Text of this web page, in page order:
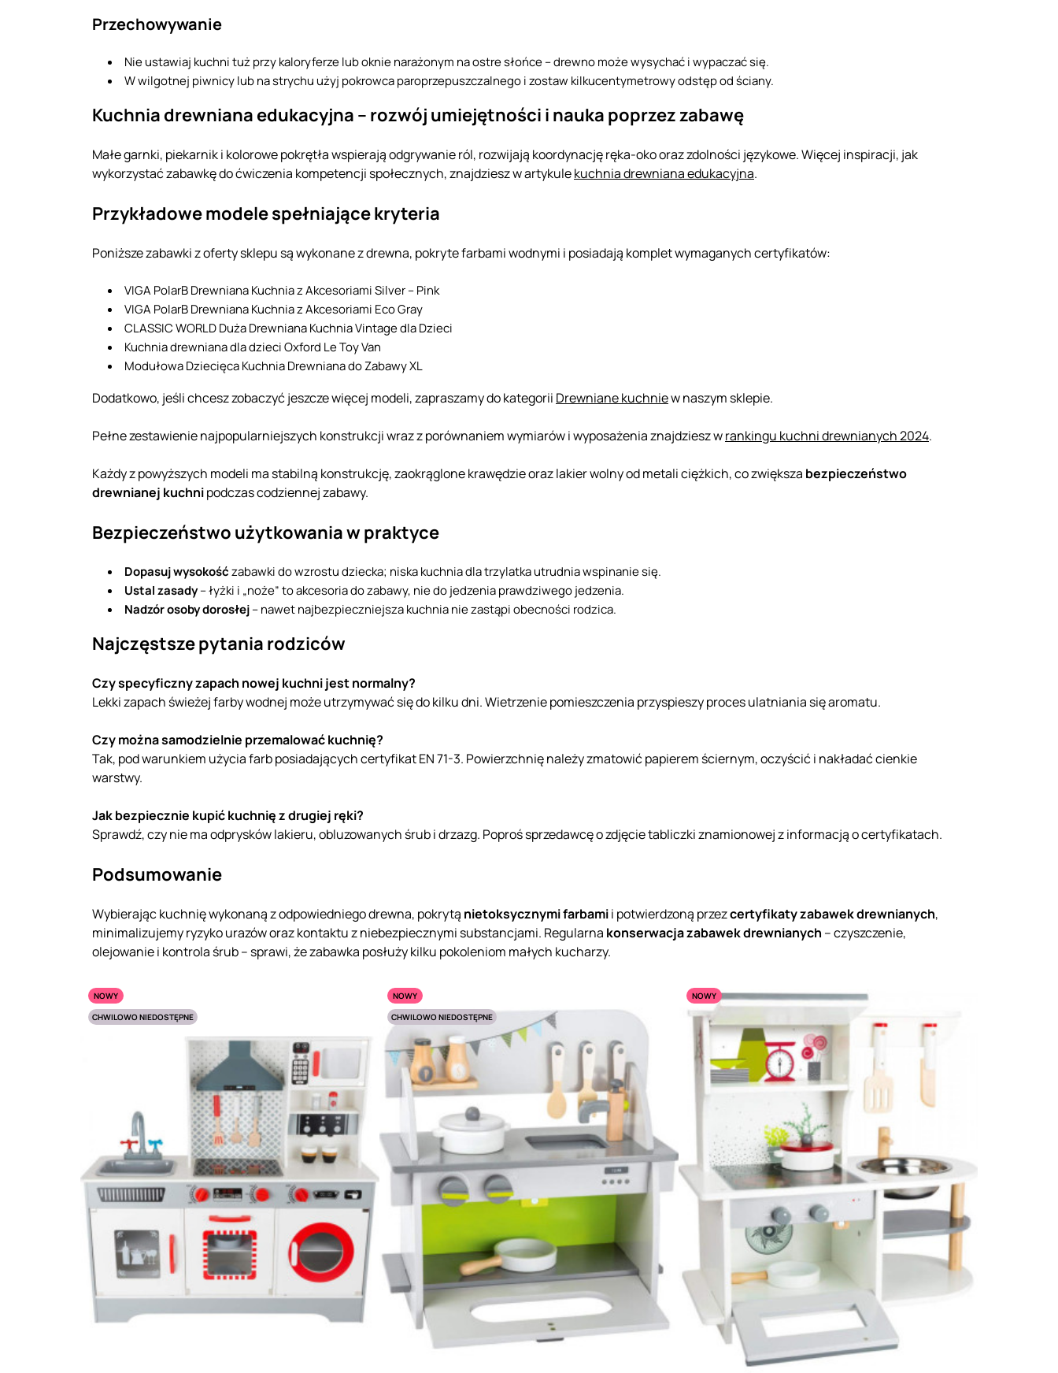
Przechowywanie
Nie ustawiaj kuchni tuż przy kaloryferze lub oknie narażonym na ostre słońce – drewno może wysychać i wypaczać się.
W wilgotnej piwnicy lub na strychu użyj pokrowca paroprzepuszczalnego i zostaw kilkucentymetrowy odstęp od ściany.
Kuchnia drewniana edukacyjna – rozwój umiejętności i nauka poprzez zabawę
Małe garnki, piekarnik i kolorowe pokrętła wspierają odgrywanie ról, rozwijają koordynację ręka-oko oraz zdolności językowe. Więcej inspiracji, jak
wykorzystać zabawkę do ćwiczenia kompetencji społecznych, znajdziesz w artykulekuchnia drewniana edukacyjna.
Przykładowe modele spełniające kryteria
Poniższe zabawki z oferty sklepu są wykonane z drewna, pokryte farbami wodnymi i posiadają komplet wymaganych certyfikatów:
VIGA PolarB Drewniana Kuchnia z Akcesoriami Silver – Pink
VIGA PolarB Drewniana Kuchnia z Akcesoriami Eco Gray
CLASSIC WORLD Duża Drewniana Kuchnia Vintage dla Dzieci
Kuchnia drewniana dla dzieci Oxford Le Toy Van
Modułowa Dziecięca Kuchnia Drewniana do Zabawy XL
Dodatkowo, jeśli chcesz zobaczyć jeszcze więcej modeli, zapraszamy do kategorii Drewniane kuchniew naszym sklepie.
Pełne zestawienie najpopularniejszych konstrukcji wraz z porównaniem wymiarów i wyposażenia znajdziesz wrankingu kuchni drewnianych 2024.
Każdy z powyższych modeli ma stabilną konstrukcję, zaokrąglone krawędzie oraz lakier wolny od metali ciężkich, co zwiększa bezpieczeństwo
drewnianej kuchnipodczas codziennej zabawy.
Bezpieczeństwo użytkowania w praktyce
Dopasuj wysokośćzabawki do wzrostu dziecka; niska kuchnia dla trzylatka utrudnia wspinanie się.
Ustal zasady– łyżki i „noże” to akcesoria do zabawy, nie do jedzenia prawdziwego jedzenia.
Nadzór osoby dorosłej– nawet najbezpieczniejsza kuchnia nie zastąpi obecności rodzica.
Najczęstsze pytania rodziców
Czy specyficzny zapach nowej kuchni jest normalny?
Lekki zapach świeżej farby wodnej może utrzymywać się do kilku dni. Wietrzenie pomieszczenia przyspieszy proces ulatniania się aromatu.
Czy można samodzielnie przemalować kuchnię?
Tak, pod warunkiem użycia farb posiadających certyfikat EN 71-3. Powierzchnię należy zmatowić papierem ściernym, oczyścić i nakładać cienkie
warstwy.
Jak bezpiecznie kupić kuchnię z drugiej ręki?
Sprawdź, czy nie ma odprysków lakieru, obluzowanych śrub i drzazg. Poproś sprzedawcę o zdjęcie tabliczki znamionowej z informacją o certyfikatach.
Podsumowanie
Wybierając kuchnię wykonaną z odpowiedniego drewna, pokrytą nietoksycznymi farbamii potwierdzoną przezcertyfikaty zabawek drewnianych,
minimalizujemy ryzyko urazów oraz kontaktu z niebezpiecznymi substancjami. Regularna konserwacja zabawek drewnianych – czyszczenie,
olejowanie i kontrola śrub – sprawi, że zabawka posłuży kilku pokoleniom małych kucharzy.
NOWY
CHWILOWO NIEDOSTĘPNE
NOWY
CHWILOWO NIEDOSTĘPNE
NOWY